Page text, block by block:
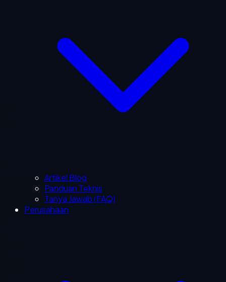
Artikel Blog
Panduan Teknis
Tanya Jawab (FAQ)
Perusahaan